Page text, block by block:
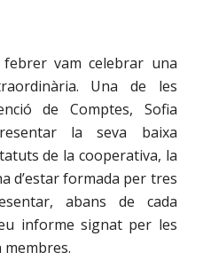
vam celebrar una
Una de les
de Comptes, Sofia
rla seva baixa
de la cooperativa, la
d’estar formada per tres
abans de cada
informe signat per les